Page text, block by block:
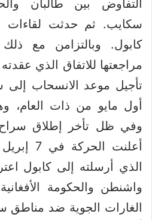
التفاوض بين طالبان
سكايب. ثم حدثت لقاءات
كابول. وبالتزامن مع
مراجعتها للاتفاق الذي
أول مايو من ذات العام،
وفي ظل تأخر إطلاق سراح
أعلنت
الذي أرسلته إلى كابول
واشنطن والحكومة الأفغانية
الغارات الجوية ضد